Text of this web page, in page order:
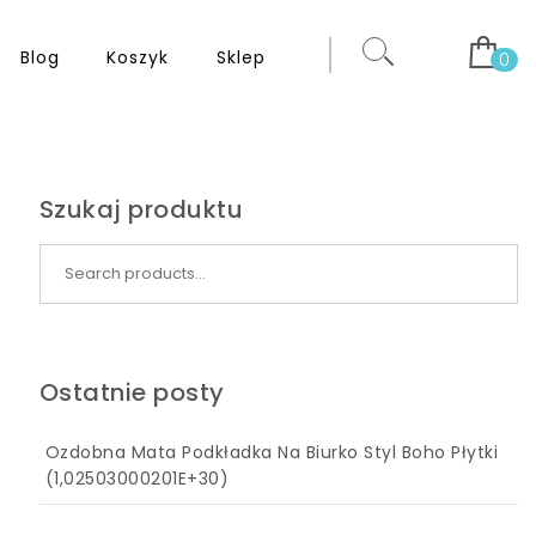
Blog Koszyk Sklep 0
Szukaj produktu
Ostatnie posty
Ozdobna Mata Podkładka Na Biurko Styl Boho Płytki
(1,02503000201E+30)